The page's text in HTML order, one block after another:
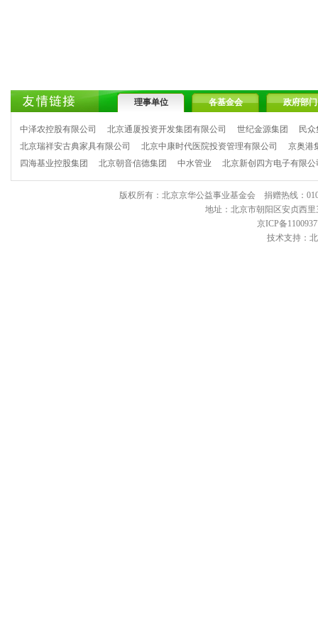
理事单位 各基金会 政府部门
中泽农控股有限公司 北京通厦投资开发集团有限公司 世纪金源集团
民
北京瑞祥安古典家具有限公司
北京中康时代医院投资管理有限公司
京奥港
四海基业控股集团
北京朝音信德集团 中水管业 北京新创四方电子有限公
版权所有：北京京华公益事业基金会 捐赠热线：
地址：北京市朝阳区安贞西
京ICP备
技术支持：